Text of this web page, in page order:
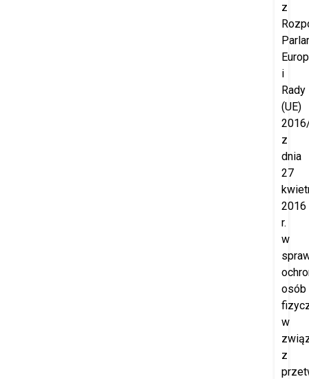
z
i
Rady
(UE)
z
dnia
27
2016
r.
w
osób
w
z